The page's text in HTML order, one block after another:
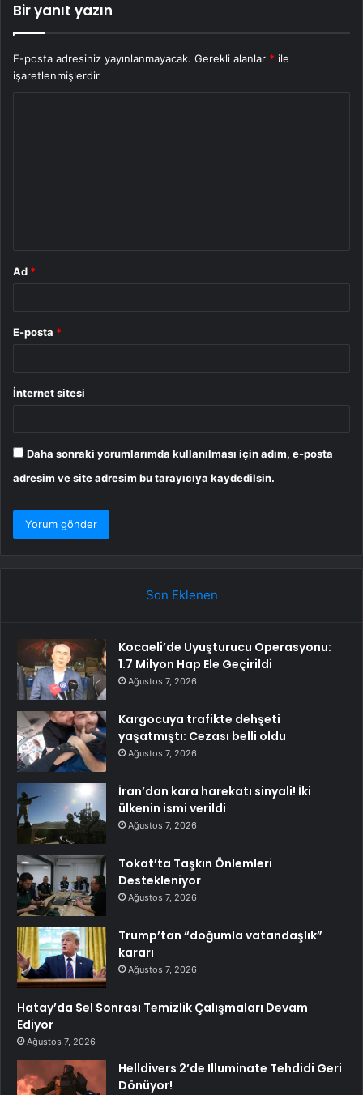
Bir yanıt yazın
E-posta adresiniz yayınlanmayacak. Gerekli alanlar * ile
işaretlenmişlerdir
Ad *
E-posta *
İnternet sitesi
Daha sonraki yorumlarımda kullanılması için adım, e-posta
adresim ve site adresim bu tarayıcıya kaydedilsin.
Son Eklenen
Kocaeli’de Uyuşturucu Operasyonu:
1.7 Milyon Hap Ele Geçirildi
Ağustos 7, 2026
Kargocuya trafikte dehşeti
yaşatmıştı: Cezası belli oldu
Ağustos 7, 2026
İran’dan kara harekatı sinyali! İki
ülkenin ismi verildi
Ağustos 7, 2026
Tokat’ta Taşkın Önlemleri
Destekleniyor
Ağustos 7, 2026
Trump’tan “doğumla vatandaşlık”
kararı
Ağustos 7, 2026
Hatay’da Sel Sonrası Temizlik Çalışmaları Devam
Ediyor
Ağustos 7, 2026
Helldivers 2’de Illuminate Tehdidi Geri
Dönüyor!